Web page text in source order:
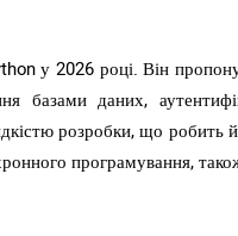
у 2026 році. Він
базами даних,
розробки, що робить
програмування,